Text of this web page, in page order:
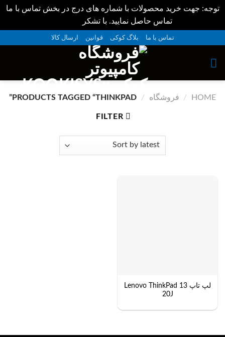
توجه: جهت خرید محصولات با شماره های درج در بخش تماس با ما
تماس حاصل نمایید. با تشکر
بروید
تماس با ما بلاگ کوکی قوانین ارسال کالا
HOME
/ فروشگاه /
PRODUCTS TAGGED “THINKPAD”
FILTER
لپ تاپ Lenovo ThinkPad 13
20J